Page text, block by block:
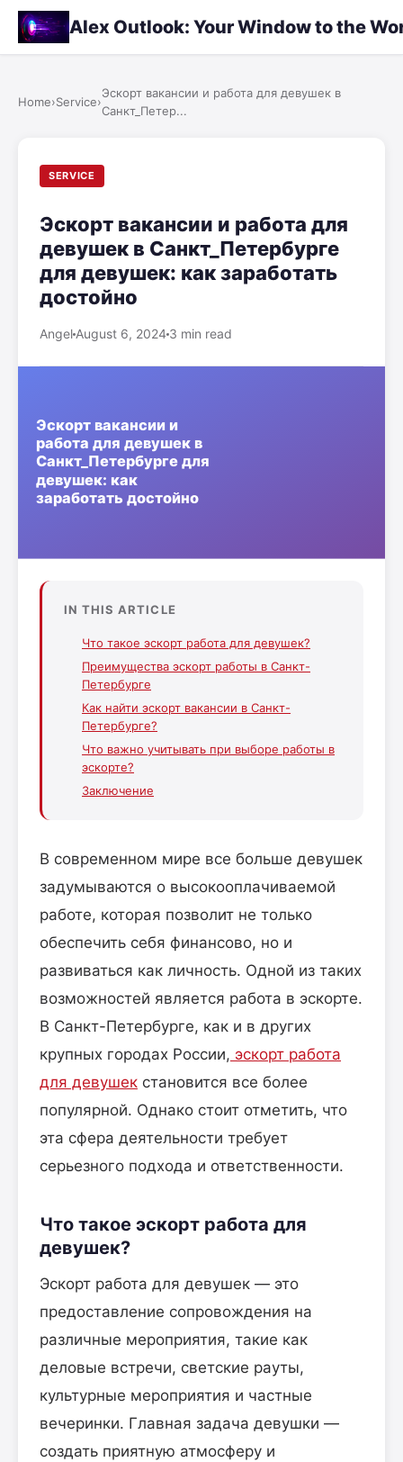
Alex Outlook: Your Window to the
Home›Service›
Эскорт вакансии и работа для девушек в
Санкт_Петер...
SERVICE
Эскорт вакансии и работа для
девушек в Санкт_Петербурге
для девушек: как заработать
достойно
Angel August 6, 2024 3 min read
IN THIS ARTICLE
Что такое эскорт работа для девушек?
Преимущества эскорт работы в Санкт-
Петербурге
Как найти эскорт вакансии в Санкт-
Петербурге?
Что важно учитывать при выборе работы в
эскорте?
Заключение
В современном мире все больше девушек
задумываются о высокооплачиваемой
работе, которая позволит не только
обеспечить себя финансово, но и
развиваться как личность. Одной из таких
возможностей является работа в эскорте.
В Санкт-Петербурге, как и в других
крупных городах России, эскорт работа
для девушек становится все более
популярной. Однако стоит отметить, что
эта сфера деятельности требует
серьезного подхода и ответственности.
Что такое эскорт работа для
девушек?
Эскорт работа для девушек — это
предоставление сопровождения на
различные мероприятия, такие как
деловые встречи, светские рауты,
культурные мероприятия и частные
вечеринки. Главная задача девушки —
создать приятную атмосферу и